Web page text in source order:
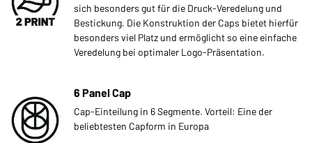
sich besonders gut für die Druck-Veredelung und
Bestickung. Die Konstruktion der Caps bietet hierfür
besonders viel Platz und ermöglicht so eine einfache
Veredelung bei optimaler Logo-Präsentation.
6 Panel Cap
Cap-Einteilung in 6 Segmente. Vorteil: Eine der
beliebtesten Capform in Europa